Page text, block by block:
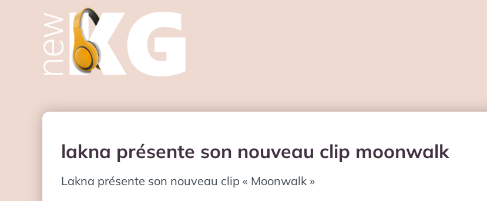
lakna présente son nouveau clip moonwalk
Lakna présente son nouveau clip « Moonwalk »